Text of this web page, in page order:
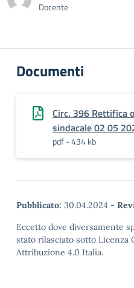
Docente
Documenti
Circ. 396 Rettifica
sindacale 02 05
pdf - 434 kb
Pubblicato: 30.04.2024 -
Eccetto dove diversamente
stato rilasciato sotto Licenza
Attribuzione 4.0 Italia.